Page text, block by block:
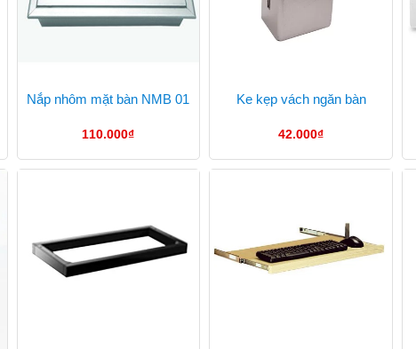
Nắp nhôm mặt bàn NMB 01
110.000₫
Ke kẹp vách ngăn bàn
42.000₫